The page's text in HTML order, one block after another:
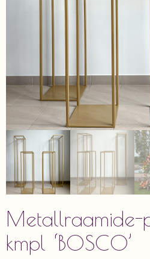
Metallraamide-
kmpl ‘BOSCO’